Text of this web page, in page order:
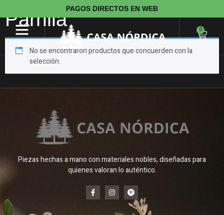
PAGOS DIRECTOS EN WEB
0
Parrilla
No se encontraron productos que concuerden con la
selección.
Piezas hechas a mano con materiales nobles, diseñadas para
quienes valoran lo auténtico.